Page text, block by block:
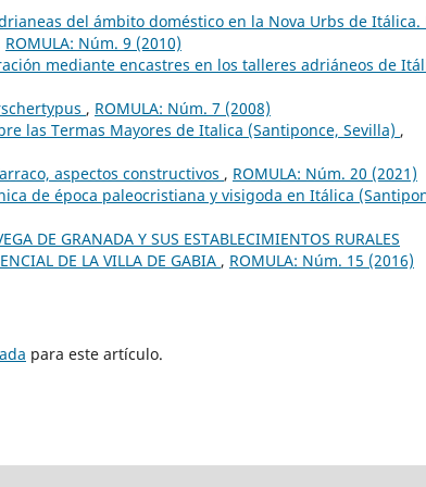
del ámbito doméstico en la Nova Urbs de Itálica.
ROMULA: Núm. 9 (2010)
mediante encastres en los talleres adriáneos de
, ROMULA: Núm. 7 (2008)
las Termas Mayores de Italica (Santiponce, Sevilla) ,
aspectos constructivos , ROMULA: Núm. 20 (2021)
de época paleocristiana y visigoda en Itálica
DE GRANADA Y SUS ESTABLECIMIENTOS RURALES
DE LA VILLA DE GABIA , ROMULA: Núm. 15 (2016)
para este artículo.